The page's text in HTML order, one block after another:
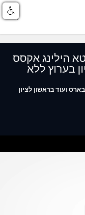
הילינג אקסס
בערוץ ללא
ועוד בראשון לציון